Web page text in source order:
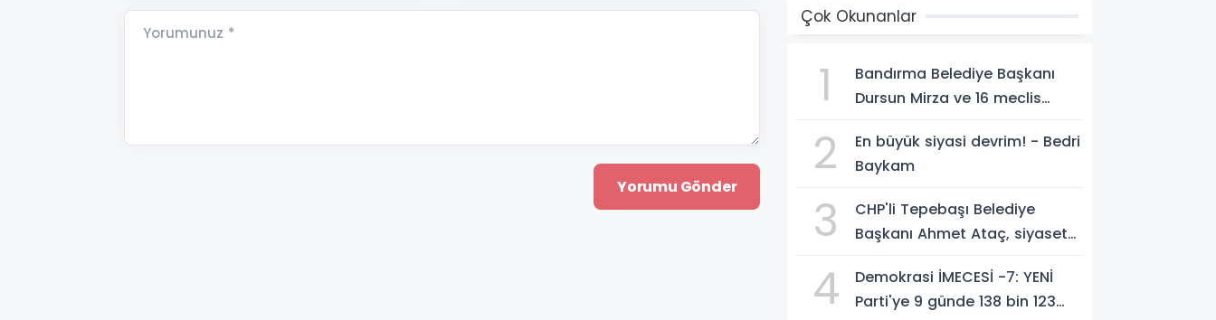
Yorumunuz *
Çok Okunanlar
1
Bandırma Belediye Başkanı
Dursun Mirza ve 16 meclis
geçti!
2
En büyük siyasi devrim! - Bedri
Baykam
3
CHP'li Tepebaşı Belediye
Başkanı Ahmet Ataç, siyasete
açıkladı
4
Demokrasi İMECESİ -7: YENİ
Parti'ye 9 günde 138 bin 123